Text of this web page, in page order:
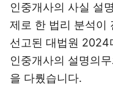
인중개사의 사실 설
제로 한 법리 분석이
선고된 대법원
인중개사의 설명의
을 다뤘습니다.